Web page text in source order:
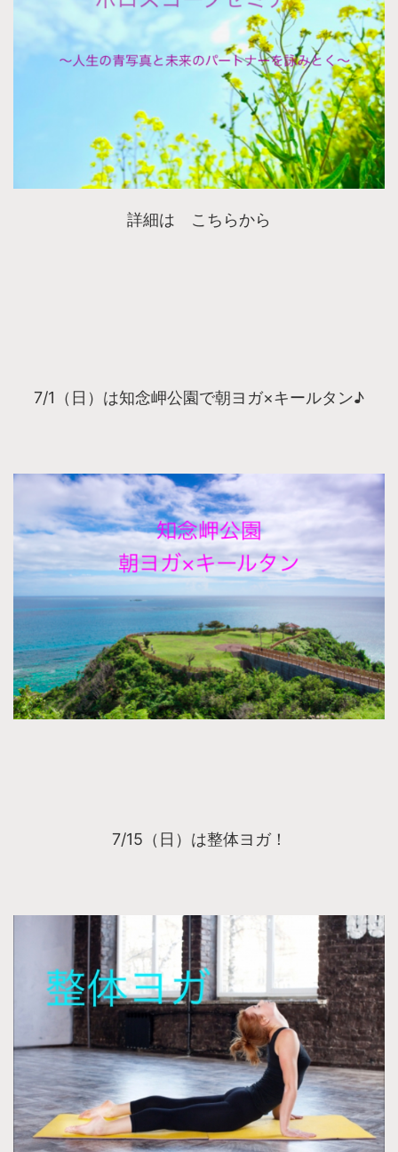
詳細は こちらから
7/1（日）は知念岬公園で朝ヨガ×キールタン♪
7/15（日）は整体ヨガ！